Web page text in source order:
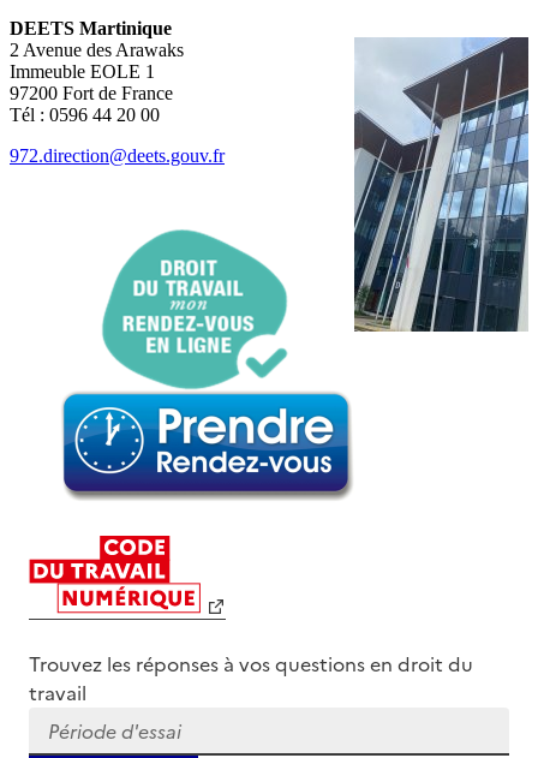
DEETS Martinique
2 Avenue des Arawaks
Immeuble EOLE 1
97200 Fort de France
Tél : 0596 44 20 00
972.direction@deets.gouv.fr